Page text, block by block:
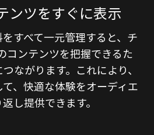
ンツをすぐに表示
すべて一元管理すると、チ
コンテンツを把握できるた
ながります。これにより、
、快適な体験をオーディエ
し提供できます。